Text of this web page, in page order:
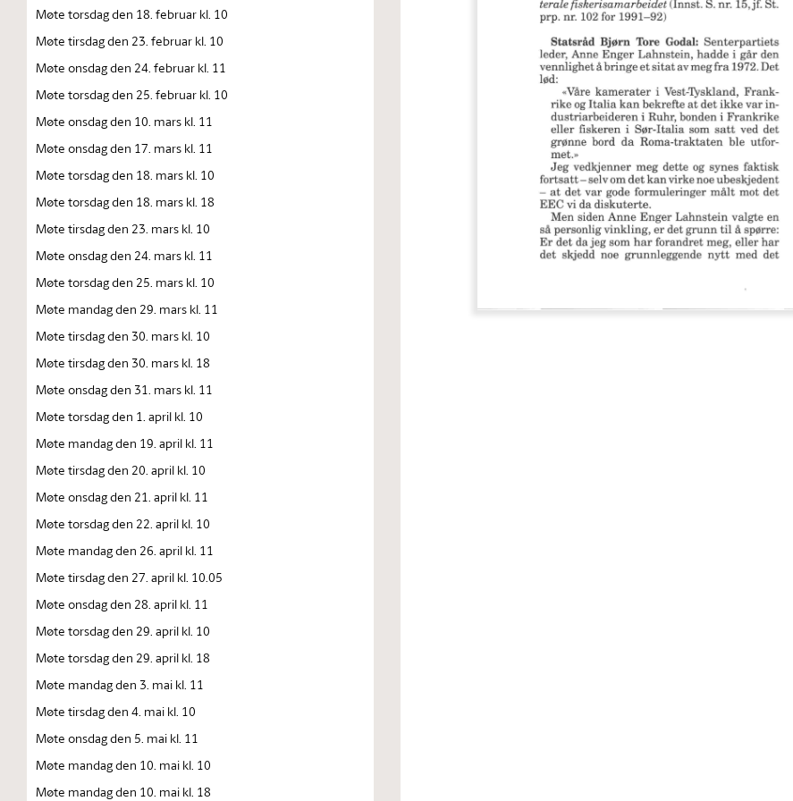
Møte torsdag den 18. februar kl. 10
Møte tirsdag den 23. februar kl. 10
Møte onsdag den 24. februar kl. 11
Møte torsdag den 25. februar kl. 10
Møte onsdag den 10. mars kl. 11
Møte onsdag den 17. mars kl. 11
Møte torsdag den 18. mars kl. 10
Møte torsdag den 18. mars kl. 18
Møte tirsdag den 23. mars kl. 10
Møte onsdag den 24. mars kl. 11
Møte torsdag den 25. mars kl. 10
Møte mandag den 29. mars kl. 11
Møte tirsdag den 30. mars kl. 10
Møte tirsdag den 30. mars kl. 18
Møte onsdag den 31. mars kl. 11
Møte torsdag den 1. april kl. 10
Møte mandag den 19. april kl. 11
Møte tirsdag den 20. april kl. 10
Møte onsdag den 21. april kl. 11
Møte torsdag den 22. april kl. 10
Møte mandag den 26. april kl. 11
Møte tirsdag den 27. april kl. 10.05
Møte onsdag den 28. april kl. 11
Møte torsdag den 29. april kl. 10
Møte torsdag den 29. april kl. 18
Møte mandag den 3. mai kl. 11
Møte tirsdag den 4. mai kl. 10
Møte onsdag den 5. mai kl. 11
Møte mandag den 10. mai kl. 10
Møte mandag den 10. mai kl. 18